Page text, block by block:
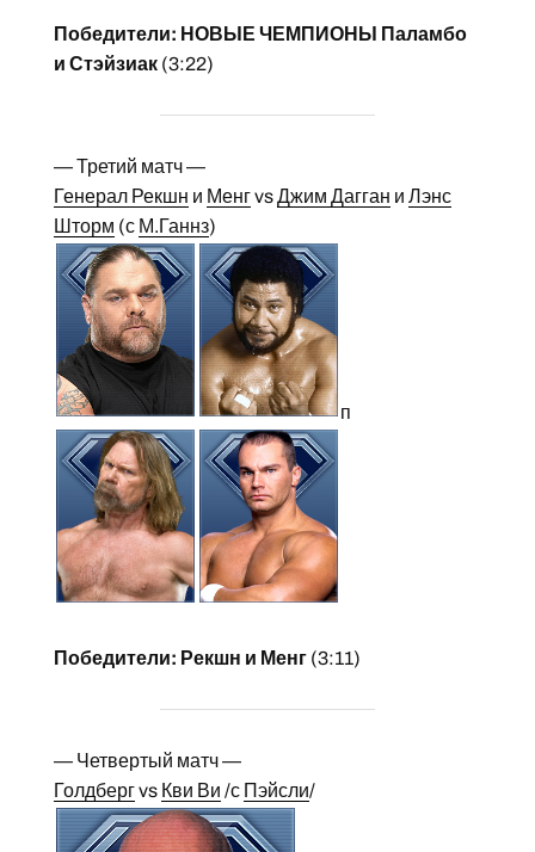
Победители: НОВЫЕ ЧЕМПИОНЫ Паламбо
и Стэйзиак(3:22)
— Третий матч —
Генерал Рекшн и МенгvsДжим Дагган и Лэнс
Шторм (с М.Ганнз)
п
Победители: Рекшн и Менг(3:11)
— Четвертый матч —
Голдбергvs Кви Ви /с Пэйсли/